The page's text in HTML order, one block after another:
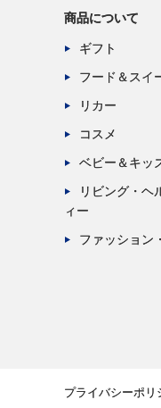
商品について
ギフト
フード＆スイ
リカー
コスメ
ベビー＆キッ
リビング・ヘ
ィー
ファッション
プライバシーポリ